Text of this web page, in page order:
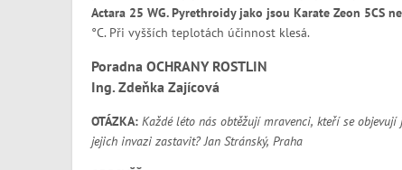
Actara 25 WG. Pyrethroidy jako jsou Karate Zeon 5CS
°C. Při vyšších teplotách účinnost klesá.
Poradna OCHRANY ROSTLIN
Ing. Zdeňka Zajícová
OTÁZKA: Každé léto nás obtěžují mravenci, kteří se
jejich invazi zastavit? Jan Stránský, Praha